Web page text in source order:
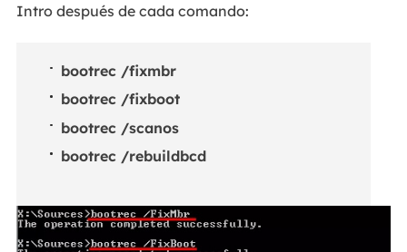
Intro después de cada comando:
bootrec /fixmbr
bootrec /fixboot
bootrec /scanos
bootrec /rebuildbcd